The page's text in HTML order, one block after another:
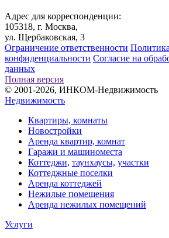
Адрес для корреспонденции:
105318, г. Москва,
ул. Щербаковская, 3
Ограничение ответственности Политика
конфиденциальности Согласие на
данных
Полная версия
© 2001-2026, ИНКОМ-Недвижимость
Недвижимость
Квартиры, комнаты
Новостройки
Аренда квартир, комнат
Гаражи и машиноместа
Коттеджи, таунхаусы, участки
Коттеджные поселки
Аренда коттеджей
Нежилые помещения
Аренда нежилых помещений
Услуги